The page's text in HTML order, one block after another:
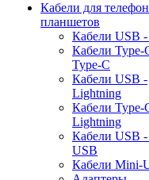
Кабели для
планшетов
Кабели USB -
Кабели Type-
Type-C
Кабели USB -
Lightning
Кабели Type-
Lightning
Кабели USB
USB
Кабели Mini-